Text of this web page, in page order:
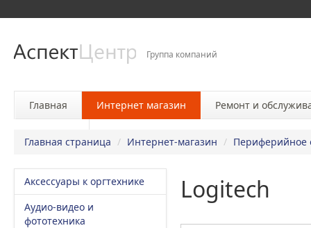
Группа компаний
Главная Интернет магазин Ремонт и
Главная страница / Интернет-магазин / Периферийное
Аксессуары к оргтехнике
Аудио-видео и
фототехника
Logitech